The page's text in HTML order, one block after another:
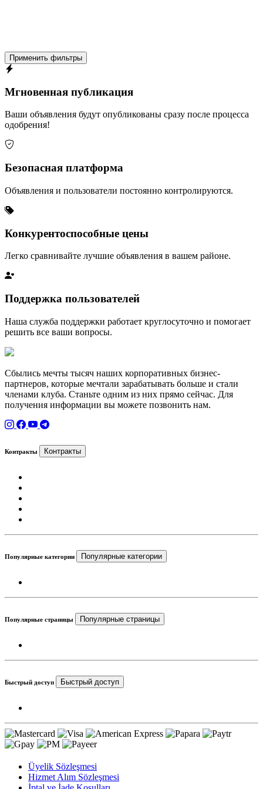
Применить фильтры
Мгновенная публикация
Ваши объявления будут опубликованы сразу после процесса
одобрения!
Безопасная платформа
Объявления и пользователи постоянно контролируются.
Конкурентоспособные цены
Легко сравнивайте лучшие объявления в вашем районе.
Поддержка пользователей
Наша служба поддержки работает круглосуточно и помогает
решить все ваши вопросы.
Сбылись мечты тысяч наших корпоративных бизнес-
партнеров, которые мечтали зарабатывать больше и стали
членами клуба. Станьте одним из них прямо сейчас. Для
получения информации вы можете позвонить нам.
Контракты Контракты
Популярные категории Популярные категории
Популярные страницы Популярные страницы
Быстрый доступ Быстрый доступ
Üyelik Sözleşmesi
Hizmet Alım Sözleşmesi